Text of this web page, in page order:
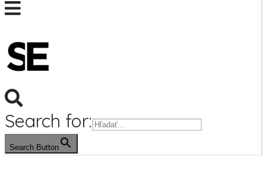
Search for:
Search Button